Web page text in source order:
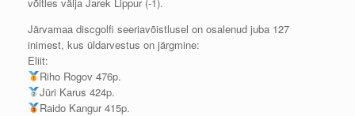
Järvamaa discgolfi seeriavõistlusel on osalenud juba 127
inimest, kus üldarvestus on järgmine:
Eliit:
Riho Rogov 476p.
Jüri Karus 424p.
Raido Kangur 415p.